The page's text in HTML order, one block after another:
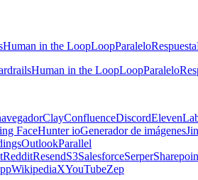
Human in the LoopLoopParaleloRespuesta
Human in the LoopLoopParalelo
ClayConfluenceDiscord
FaceHunter ioGenerador de imágenes
OutlookParallel
RedditResendS3SalesforceSerper
WikipediaXYouTubeZep